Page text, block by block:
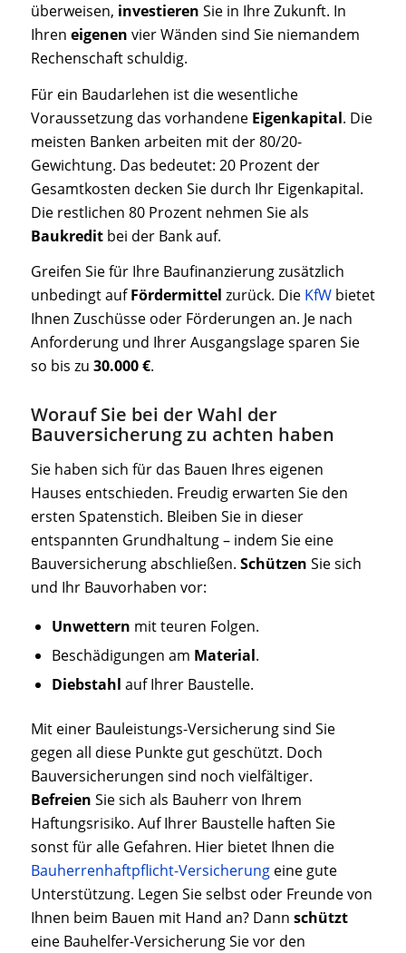
überweisen, investieren Sie in Ihre Zukunft. In
Ihren eigenen vier Wänden sind Sie niemandem
Rechenschaft schuldig.
Für ein Baudarlehen ist die wesentliche
Voraussetzung das vorhandene Eigenkapital. Die
meisten Banken arbeiten mit der 80/20-
Gewichtung. Das bedeutet: 20 Prozent der
Gesamtkosten decken Sie durch Ihr Eigenkapital.
Die restlichen 80 Prozent nehmen Sie als
Baukreditbei der Bank auf.
Greifen Sie für Ihre Baufinanzierung zusätzlich
unbedingt aufFördermittel zurück. Die KfWbietet
Ihnen Zuschüsse oder Förderungen an. Je nach
Anforderung und Ihrer Ausgangslage sparen Sie
so bis zu 30.000 €.
Worauf Sie bei der Wahl der
Bauversicherung zu achten haben
Sie haben sich für das Bauen Ihres eigenen
Hauses entschieden. Freudig erwarten Sie den
ersten Spatenstich. Bleiben Sie in dieser
entspannten Grundhaltung – indem Sie eine
Bauversicherung abschließen. Schützen Sie sich
und Ihr Bauvorhaben vor:
Unwettern mit teuren Folgen.
Beschädigungen am Material.
Diebstahl auf Ihrer Baustelle.
Mit einer Bauleistungs-Versicherung sind Sie
gegen all diese Punkte gut geschützt. Doch
Bauversicherungen sind noch vielfältiger.
Befreien Sie sich als Bauherr von Ihrem
Haftungsrisiko. Auf Ihrer Baustelle haften Sie
sonst für alle Gefahren. Hier bietet Ihnen die
Bauherrenhaftpflicht-Versicherungeine gute
Unterstützung. Legen Sie selbst oder Freunde von
Ihnen beim Bauen mit Hand an? Dann schützt
eine Bauhelfer-Versicherung Sie vor den